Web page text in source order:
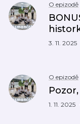
O epizodě
3. 11. 2025
O epizodě
1. 11. 2025